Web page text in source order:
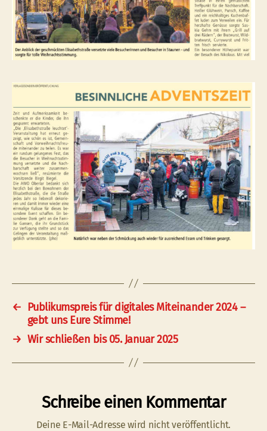
← Publikumspreis für digitales Miteinander 2024 –
gebt uns Eure Stimme!
→ Wir schließen bis 05. Januar 2025
Schreibe einen Kommentar
Deine E-Mail-Adresse wird nicht veröffentlicht.